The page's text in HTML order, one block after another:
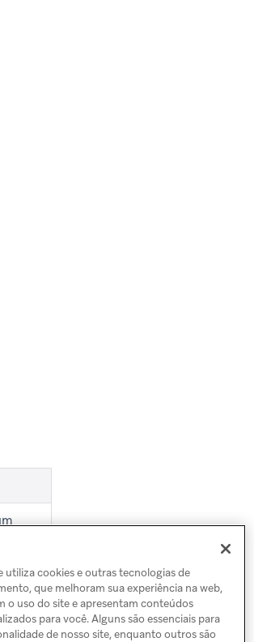
utiliza cookies e outras tecnologias de
que melhoram sua experiência na web,
o uso do site e apresentam conteúdos
para você. Alguns são essenciais para
de nosso site, enquanto outros são